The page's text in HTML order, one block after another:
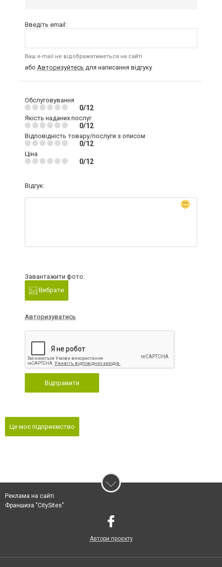
Введіть email:
Ваш e-mail не відображатиметься на сайті
або Авторизуйтесь для написання відгуку
Обслуговування
0/12
Якість наданих послуг
0/12
Відповідність товару/послуги з описом
0/12
Ціна
0/12
Відгук:
Завантажити фото:
Вибрати
Авторизуватись
Відправити
Це моє підприємство
Реклама на сайті
Франшиза "CitySites"
Автори проєкту